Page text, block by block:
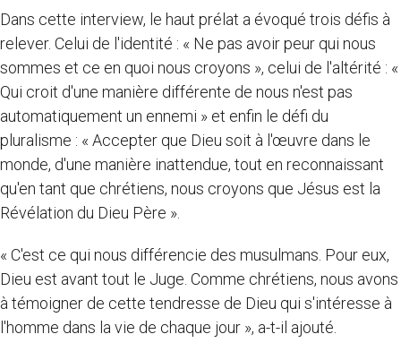
Dans cette interview, le haut prélat a évoqué trois défis à
relever. Celui de l'identité : « Ne pas avoir peur qui nous
sommes et ce en quoi nous croyons », celui de l'altérité : «
Qui croit d'une manière différente de nous n'est pas
automatiquement un ennemi » et enfin le défi du
pluralisme : « Accepter que Dieu soit à l'œuvre dans le
monde, d'une manière inattendue, tout en reconnaissant
qu'en tant que chrétiens, nous croyons que Jésus est la
Révélation du Dieu Père ».
« C'est ce qui nous différencie des musulmans. Pour eux,
Dieu est avant tout le Juge. Comme chrétiens, nous avons
à témoigner de cette tendresse de Dieu qui s'intéresse à
l'homme dans la vie de chaque jour », a-t-il ajouté.